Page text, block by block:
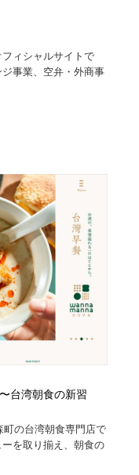
ィシャルサイトで
事業、空弁・外商事
台湾朝食の新習
町の台湾朝食専門店で
を取り揃え、朝食の